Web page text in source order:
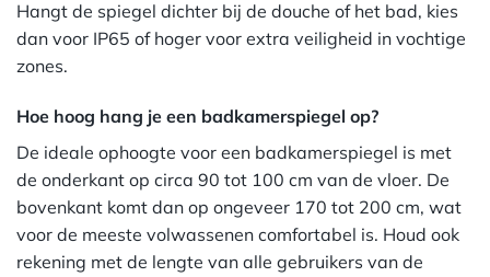
Hangt de spiegel dichter bij de douche of het bad, kies
dan voor IP65 of hoger voor extra veiligheid in vochtige
zones.
Hoe hoog hang je een badkamerspiegel op?
De ideale ophoogte voor een badkamerspiegel is met
de onderkant op circa 90 tot 100 cm van de vloer. De
bovenkant komt dan op ongeveer 170 tot 200 cm, wat
voor de meeste volwassenen comfortabel is. Houd ook
rekening met de lengte van alle gebruikers van de